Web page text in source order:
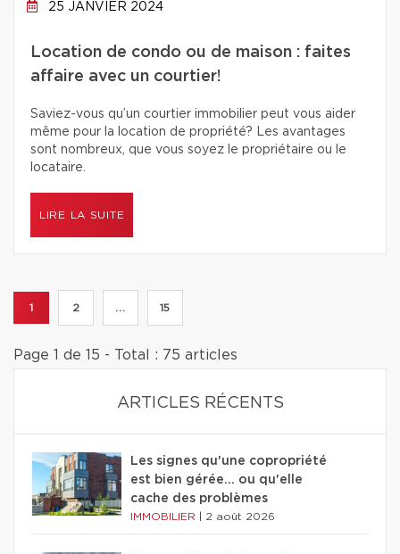
25 JANVIER 2024
Location de condo ou de maison : faites
affaire avec un courtier!
Saviez-vous qu’un courtier immobilier peut vous aider
même pour la location de propriété? Les avantages
sont nombreux, que vous soyez le propriétaire ou le
locataire.
LIRE LA SUITE
1 2 ... 15
Page 1 de 15 - Total : 75 articles
ARTICLES RÉCENTS
Les signes qu'une copropriété
est bien gérée… ou qu'elle
cache des problèmes
IMMOBILIER 2 août 2026